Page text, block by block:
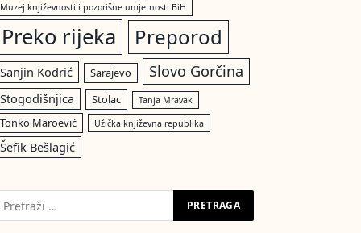
Muzej književnosti i pozorišne umjetnosti BiH
Preko rijeka Preporod
Sanjin Kodrić Sarajevo Slovo Gorčina
Stogodišnjica Stolac Tanja Mravak
Tonko Maroević Užička književna republika
Šefik Bešlagić